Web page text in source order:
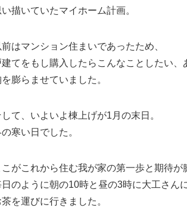
い描いていたマイホーム計画。
前はマンション住まいであったため、
建てをもし購入したらこんなことしたい、
を膨らませていました。
して、いよいよ棟上げが1月の末日。
寒い日でした。
こがこれから住む我が家の第一歩と期待が
日のように朝の10時と昼の3時に大工さん
茶を運びに行きました。